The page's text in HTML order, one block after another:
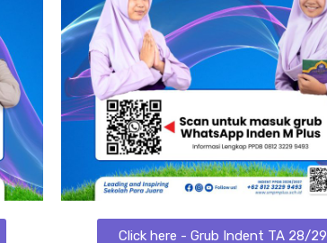
Click here - Grub Indent TA 28/29